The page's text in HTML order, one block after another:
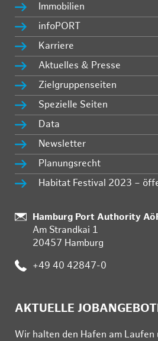
Immobilien
infoPORT
Karriere
Aktuelles & Presse
Zielgruppenseiten
Spezielle Seiten
Data
Newsletter
Planungsrecht
Habitat Festival 2023 –
:
Hamburg Port Authority
Am Strandkai 1
20457 Hamburg
: +49 40 42847-0
AKTUELLE
Wir hal­ten den Ha­fen am Lau­fen